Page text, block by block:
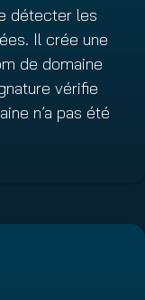
détecter les
Il crée une
de domaine
vérifie
n’a pas été